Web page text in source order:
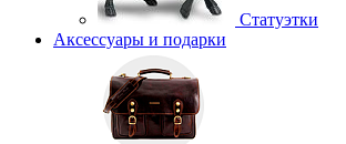
Статуэтки
Аксессуары и подарки